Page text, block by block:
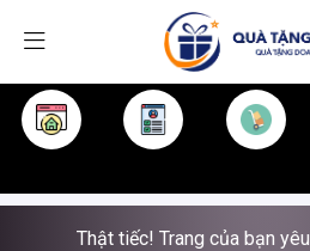
Thật tiếc! Trang của bạn